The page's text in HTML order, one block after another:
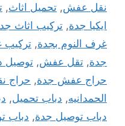
نقل عفش, تحميل اثاث,
ايكيا جدة, تركيب اثاث
غرف النوم بجدة, تركيب
جدة, تقل عفش, توصيل
حراج عفش جدة, حراج
الحمدانيه, دباب تحميل,
دباب توصيل جدة, دباب